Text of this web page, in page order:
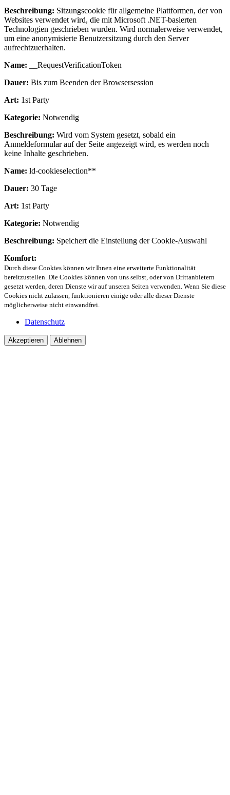
Beschreibung: Sitzungscookie für allgemeine Plattformen, der von
Websites verwendet wird, die mit Microsoft .NET-basierten
Technologien geschrieben wurden. Wird normalerweise verwendet,
um eine anonymisierte Benutzersitzung durch den Server
aufrechtzuerhalten.
Name: __RequestVerificationToken
Dauer: Bis zum Beenden der Browsersession
Art: 1st Party
Kategorie: Notwendig
Beschreibung: Wird vom System gesetzt, sobald ein
Anmeldeformular auf der Seite angezeigt wird, es werden noch
keine Inhalte geschrieben.
Name: ld-cookieselection**
Dauer: 30 Tage
Art: 1st Party
Kategorie: Notwendig
Beschreibung: Speichert die Einstellung der Cookie-Auswahl
Komfort:
Durch diese Cookies können wir Ihnen eine erweiterte Funktionalität
bereitzustellen. Die Cookies können von uns selbst, oder von Drittanbietern
gesetzt werden, deren Dienste wir auf unseren Seiten verwenden. Wenn Sie diese
Cookies nicht zulassen, funktionieren einige oder alle dieser Dienste
möglicherweise nicht einwandfrei.
Datenschutz
Akzeptieren Ablehnen